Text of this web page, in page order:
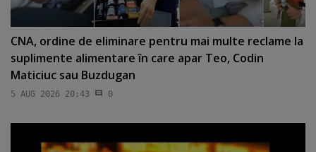
CNA, ordine de eliminare pentru mai multe reclame la
suplimente alimentare în care apar Teo, Codin
Maticiuc sau Buzdugan
5 AUG 2026 20:43 0